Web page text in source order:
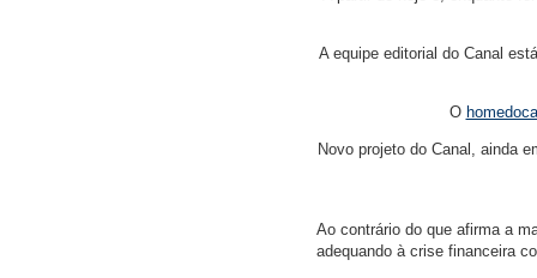
A equipe editorial do Canal
O
Novo projeto do Canal, ainda
Ao contrário do que afirma a
adequando à crise financeira